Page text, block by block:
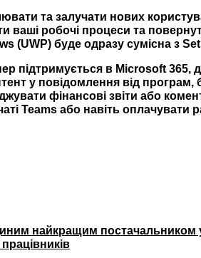
та залучати нових
ваші робочі процеси та
(UWP) буде одразу сумісна з
підтримується в Microsoft365,
у повідомлення від програм,
фінансові звіти або
Teams або навіть оплачувати
найкращим постачальником